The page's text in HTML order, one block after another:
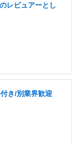
レビュアーとし
き/別業界歓迎